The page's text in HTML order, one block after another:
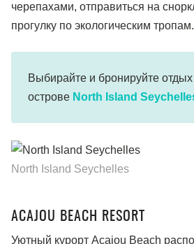
черепахами, отправиться на
прогулку по экологическим тропам.
Выбирайте и бронируйте
острове North Island
North Island Seychelles
ACAJOU BEACH RESORT
Уютный курорт Acajou Beach